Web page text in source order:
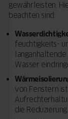
gewährleisten.
beachten sind:
feuchtigkeits-
Wasser
von Fenstern
die